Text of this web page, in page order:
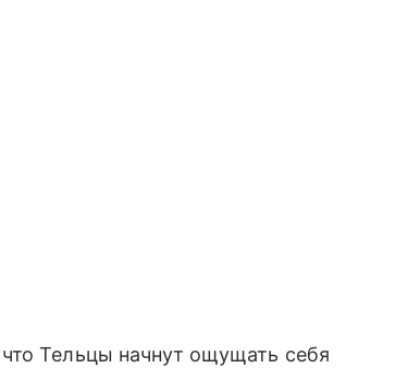
Тельцы начнут ощущать себя